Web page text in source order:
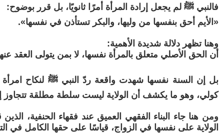
فالنبي ﷺ لم يجعل إرادة المرأة أمرًا ثانويًا، بل قرر بوضوح:
«الأيم أحق بنفسها من وليها، والبكر تستأذن في نفسها».
وهنا تظهر دلالة شديدة الأهمية:
أن الحق الأصلي متعلق بالمرأة نفسها، لا بمن يتولى العقد
بل إن السنة نفسها شهدت واقعة ردّ النبي ﷺ لنكاح
كولي، وهو ما يكشف أن الولاية ليست سلطة مطلقة تتجاوز
ومن هنا جاء البناء الفقهي العميق عند فقهاء الحنفية، الذين
الولاية على نفسها في الزواج، قياسًا على حقها الكامل في